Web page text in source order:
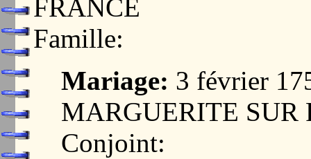
FRANCE
Famille:
Mariage: 3 février
MARGUERITE SUR
Conjoint: